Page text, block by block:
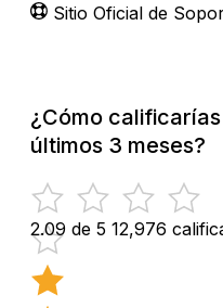
Sitio Oficial de
¿Cómo
últimos 3 meses?
2.09 de 5 12,976